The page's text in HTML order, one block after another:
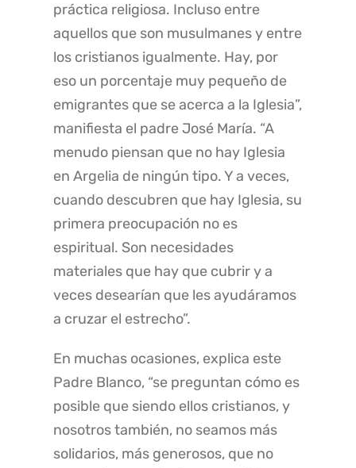
práctica religiosa. Incluso entre
aquellos que son musulmanes y entre
los cristianos igualmente. Hay, por
eso un porcentaje muy pequeño de
emigrantes que se acerca a la Iglesia”,
manifiesta el padre José María. “A
menudo piensan que no hay Iglesia
en Argelia de ningún tipo. Y a veces,
cuando descubren que hay Iglesia, su
primera preocupación no es
espiritual. Son necesidades
materiales que hay que cubrir y a
veces desearían que les ayudáramos
a cruzar el estrecho”.
En muchas ocasiones, explica este
Padre Blanco, “se preguntan cómo es
posible que siendo ellos cristianos, y
nosotros también, no seamos más
solidarios, más generosos, que no